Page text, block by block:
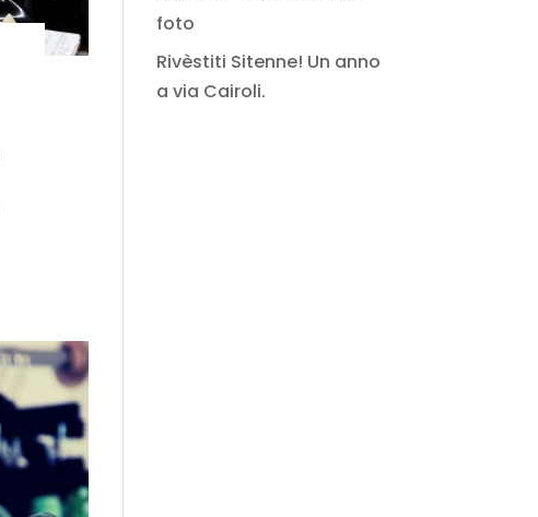
foto
Rivèstiti Sitenne! Un anno
a via Cairoli.